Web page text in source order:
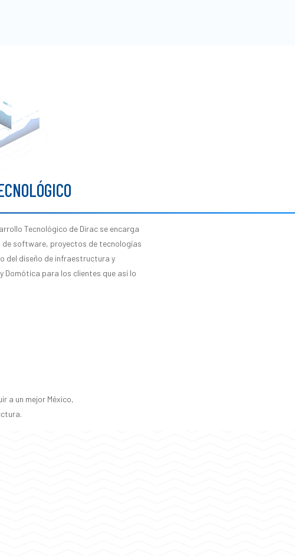
Tecnológico de Dirac se encarga
de software, proyectos de tecnologías
del diseño de infraestructura y
Domótica para los clientes que así lo
a un mejor México,